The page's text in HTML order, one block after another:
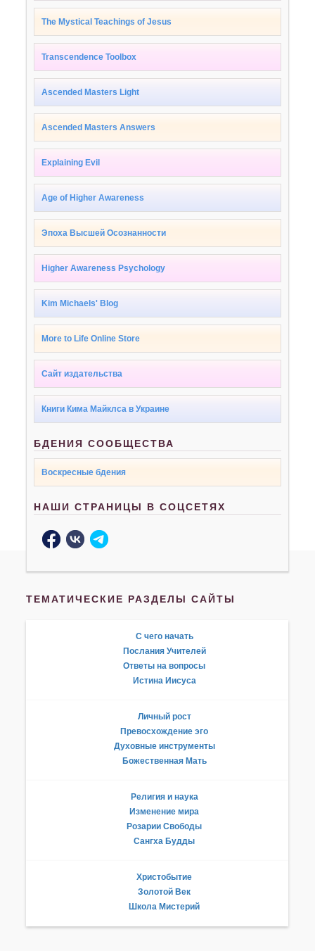
The Mystical Teachings of Jesus
Transcendence Toolbox
Ascended Masters Light
Ascended Masters Answers
Explaining Evil
Age of Higher Awareness
Эпоха Высшей Осознанности
Higher Awareness Psychology
Kim Michaels' Blog
More to Life Online Store
Сайт издательства
Книги Кима Майклса в Украине
БДЕНИЯ СООБЩЕСТВА
Воскресные бдения
НАШИ СТРАНИЦЫ В СОЦСЕТЯХ
ТЕМАТИЧЕСКИЕ РАЗДЕЛЫ САЙТЫ
С чего начать
Послания Учителей
Ответы на вопросы
Истина Иисуса
Личный рост
Превосхождение эго
Духовные инструменты
Божественная Мать
Религия и наука
Изменение мира
Розарии Свободы
Сангха Будды
Христобытие
Золотой Век
Школа Мистерий